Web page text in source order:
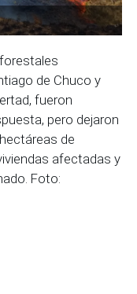
de Chuco y
fueron
pero dejaron
de
afectadas y
Foto: